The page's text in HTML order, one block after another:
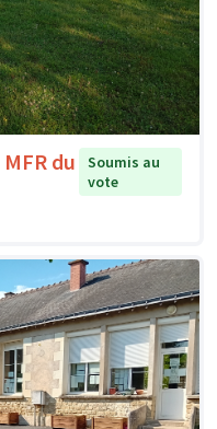
du
Soumis au
vote